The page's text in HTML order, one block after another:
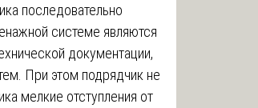
последовательно
системе являются
документации,
При этом подрядчик не
мелкие отступления от